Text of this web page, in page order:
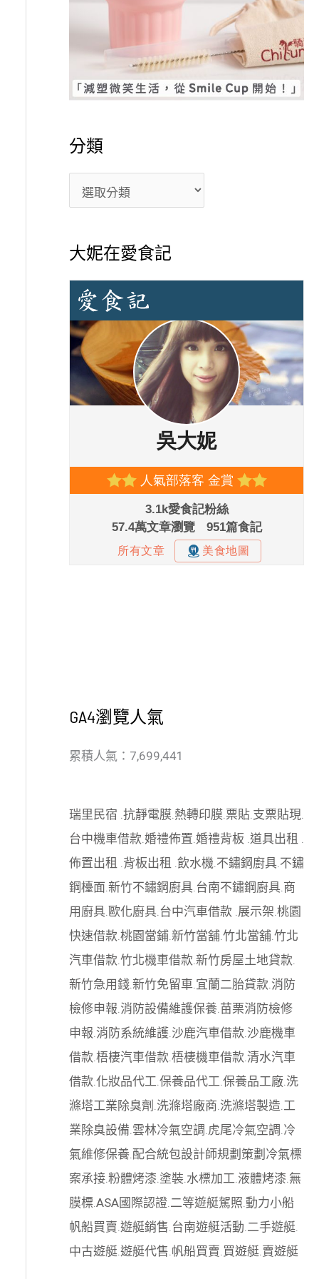
分類
大妮在愛食記
GA4瀏覽人氣
累積人氣：7,699,441
瑞里民宿 抗靜電膜. 熱轉印膜. 票貼. 支票貼現
台中機車借款 婚禮佈置 婚禮背板 道具出租
佈置出租 背板出租 飲水機 不鏽鋼廚具. 不鏽
鋼檯面 新竹不鏽鋼廚具. 台南不鏽鋼廚具. 商
用廚具. 歐化廚具. 台中汽車借款 展示架 桃園
快速借款 桃園當鋪. 新竹當舖. 竹北當舖. 竹北
汽車借款 竹北機車借款 新竹房屋土地貸款
新竹急用錢. 新竹免留車. 宜蘭二胎貸款 消防
檢修申報 消防設備維護保養 苗栗消防檢修
申報 消防系統維護. 沙鹿汽車借款 沙鹿機車
借款 梧棲汽車借款 梧棲機車借款 清水汽車
借款 化妝品代工 保養品代工 保養品工廠. 洗
滌塔工業除臭劑 洗滌塔廠商 洗滌塔製造 工
業除臭設備 雲林冷氣空調 虎尾冷氣空調 冷
氣維修保養 配合統包設計師規劃策劃 冷氣標
案承接. 粉體烤漆 塗裝 水標加工 液體烤漆 無
膜標 ASA國際認證. 二等遊艇駕照 動力小船
帆船買賣 遊艇銷售 台南遊艇活動 二手遊艇.
中古遊艇. 遊艇代售 帆船買賣 買遊艇. 賣遊艇